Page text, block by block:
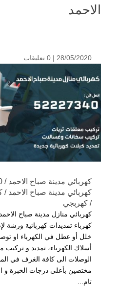
الاحمد
28/05/2020 | 0 تعليقات
كهربائي مدينة صباح الاحمد /
/ كهربجي
كهربائي منازل مدينة صباح
كهرباء تمديدات كهربائية ورشة
خلل أو عطل في الكهرباء او
أسلاك الكهرباء، تمديد و تركيب
الوصلات الى كافة الغرف في
مختصين بأعلى درجات الخبرة و
تام...